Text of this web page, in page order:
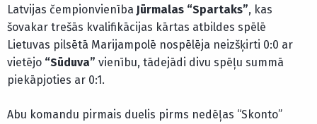
Latvijas čempionvienība Jūrmalas “Spartaks”, kas
šovakar trešās kvalifikācijas kārtas atbildes spēlē
Lietuvas pilsētā Marijampolē nospēlēja neizšķirti 0:0 ar
vietējo “Sūduva” vienību, tādejādi divu spēļu summā
piekāpjoties ar 0:1.
Abu komandu pirmais duelis pirms nedēļas “Skonto”